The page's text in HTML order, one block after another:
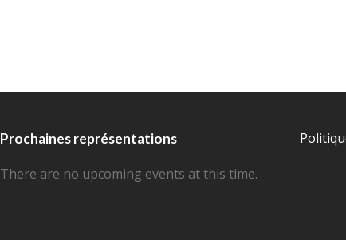
Prochaines représentations
There are no upcoming events at this time.